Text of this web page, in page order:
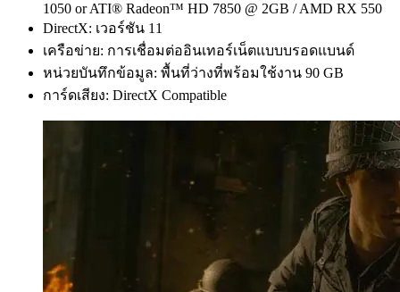
1050 or ATI® Radeon™ HD 7850 @ 2GB / AMD RX 550
DirectX: เวอร์ชัน 11
เครือข่าย: การเชื่อมต่ออินเทอร์เน็ตแบบบรอดแบนด์
หน่วยบันทึกข้อมูล: พื้นที่ว่างที่พร้อมใช้งาน 90 GB
การ์ดเสียง: DirectX Compatible